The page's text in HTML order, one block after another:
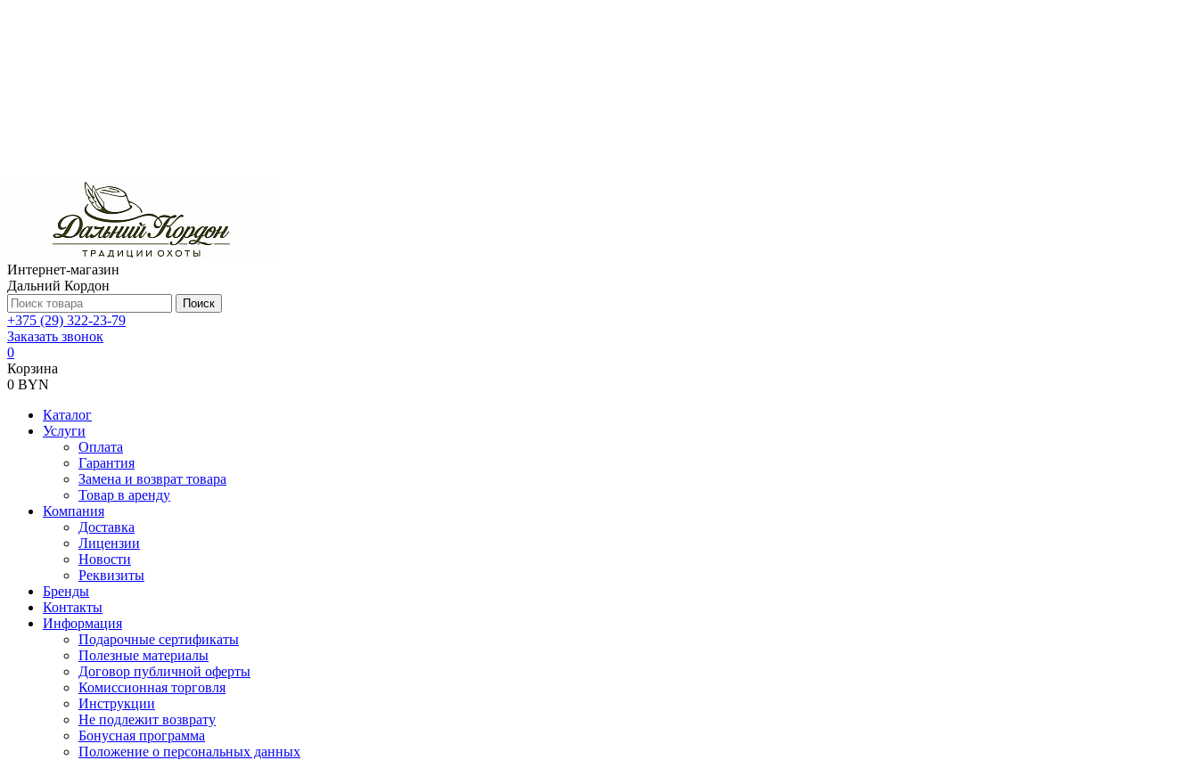
Интернет-магазин
Дальний Кордон
Поиск
+375 (29) 322-23-79
Заказать звонок
0
Корзина
0 BYN
Каталог
Услуги
Оплата
Гарантия
Замена и возврат товара
Товар в аренду
Компания
Доставка
Лицензии
Новости
Реквизиты
Бренды
Контакты
Информация
Подарочные сертификаты
Полезные материалы
Договор публичной оферты
Комиссионная торговля
Инструкции
Не подлежит возврату
Бонусная программа
Положение о персональных данных